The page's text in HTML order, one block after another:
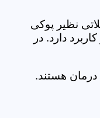
نظیر پوکی
دارد. در
هستند.